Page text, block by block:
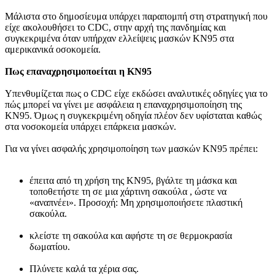
Μάλιστα στο δημοσίευμα υπάρχει παραπομπή στη στρατηγική που
είχε ακολουθήσει το CDC, στην αρχή της πανδημίας και
συγκεκριμένα όταν υπήρχαν ελλείψεις μασκών KN95 στα
αμερικανικά οσοκομεία.
Πως επαναχρησιμοποείται η ΚΝ95
Υπενθυμίζεται πως ο CDC είχε εκδώσει αναλυτικές οδηγίες για το
πώς μπορεί να γίνει με ασφάλεια η επαναχρησιμοποίηση της
ΚΝ95. Όμως η συγκεκριμένη οδηγία πλέον δεν υφίσταται καθώς
στα νοσοκομεία υπάρχει επάρκεια μασκών.
Για να γίνει ασφαλής χρησιμοποίηση των μασκών ΚΝ95 πρέπει:
έπειτα από τη χρήση της KN95, βγάλτε τη μάσκα και
τοποθετήστε τη σε μια χάρτινη σακούλα , ώστε να
«αναπνέει». Προσοχή: Μη χρησιμοποιήσετε πλαστική
σακούλα.
κλείστε τη σακούλα και αφήστε τη σε θερμοκρασία
δωματίου.
Πλύνετε καλά τα χέρια σας.